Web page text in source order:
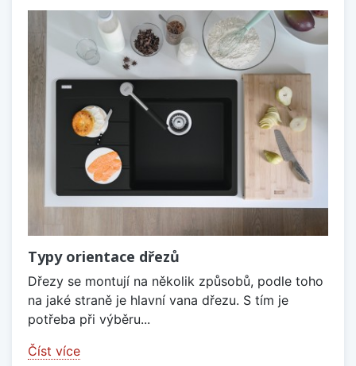
Typy orientace dřezů
Dřezy se montují na několik způsobů, podle toho
na jaké straně je hlavní vana dřezu. S tím je
potřeba při výběru...
Číst více